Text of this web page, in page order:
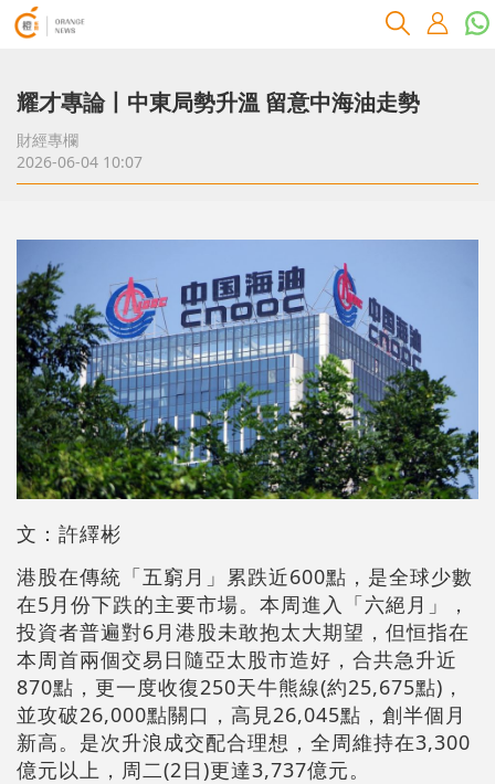
耀才專論丨中東局勢升溫 留意中海油走勢
財經專欄
2026-06-04 10:07
文：許繹彬
港股在傳統「五窮月」累跌近600點，是全球少數
在5月份下跌的主要市場。本周進入「六絕月」，
投資者普遍對6月港股未敢抱太大期望，但恒指在
本周首兩個交易日隨亞太股市造好，合共急升近
870點，更一度收復250天牛熊線(約25,675點)，
並攻破26,000點關口，高見26,045點，創半個月
新高。是次升浪成交配合理想，全周維持在3,300
億元以上，周二(2日)更達3,737億元。